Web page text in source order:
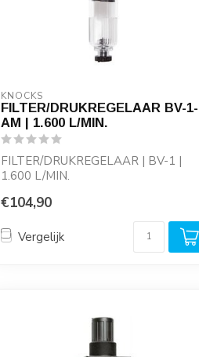
KNOCKS
FILTER/DRUKREGELAAR BV-1-
AM | 1.600 L/MIN.
FILTER/DRUKREGELAAR | BV-1 |
1.600 L/MIN.
voor...
€104,90
Vergelijk